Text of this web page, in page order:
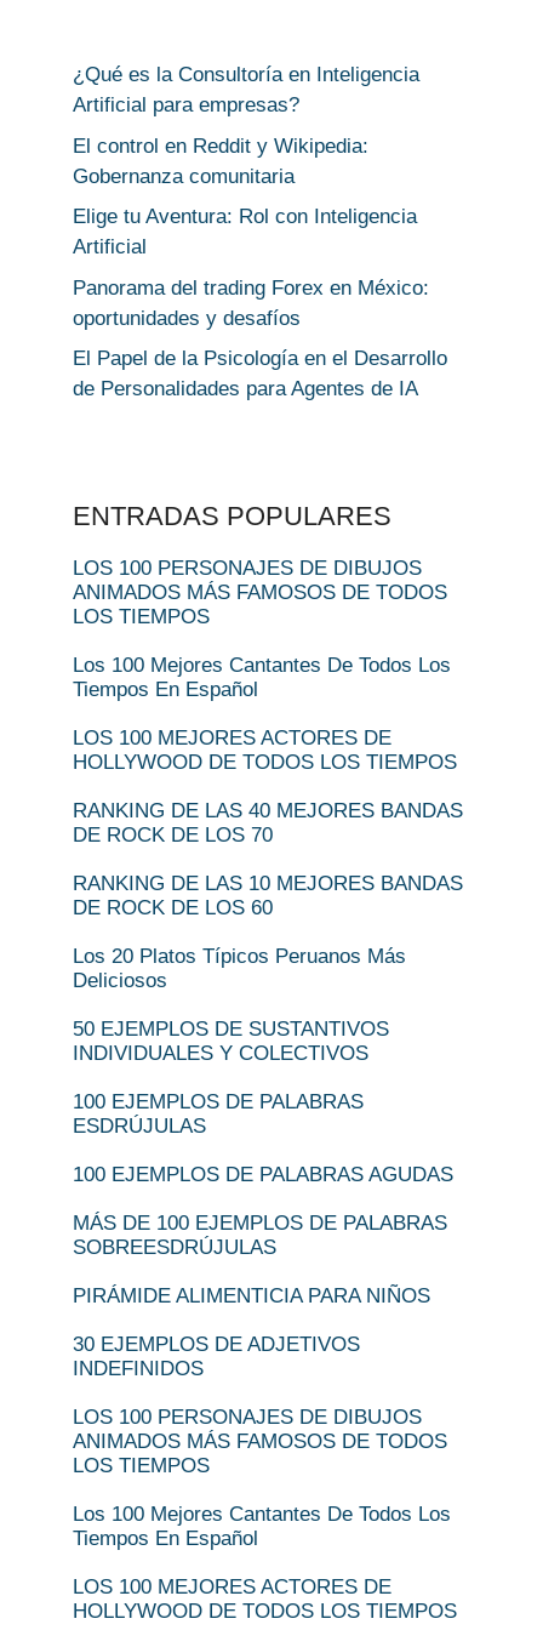
¿Qué es la Consultoría en Inteligencia
Artificial para empresas?
El control en Reddit y Wikipedia:
Gobernanza comunitaria
Elige tu Aventura: Rol con Inteligencia
Artificial
Panorama del trading Forex en México:
oportunidades y desafíos
El Papel de la Psicología en el Desarrollo
de Personalidades para Agentes de IA
ENTRADAS POPULARES
LOS 100 PERSONAJES DE DIBUJOS
ANIMADOS MÁS FAMOSOS DE TODOS
LOS TIEMPOS
Los 100 Mejores Cantantes De Todos Los
Tiempos En Español
LOS 100 MEJORES ACTORES DE
HOLLYWOOD DE TODOS LOS TIEMPOS
RANKING DE LAS 40 MEJORES BANDAS
DE ROCK DE LOS 70
RANKING DE LAS 10 MEJORES BANDAS
DE ROCK DE LOS 60
Los 20 Platos Típicos Peruanos Más
Deliciosos
50 EJEMPLOS DE SUSTANTIVOS
INDIVIDUALES Y COLECTIVOS
100 EJEMPLOS DE PALABRAS
ESDRÚJULAS
100 EJEMPLOS DE PALABRAS AGUDAS
MÁS DE 100 EJEMPLOS DE PALABRAS
SOBREESDRÚJULAS
PIRÁMIDE ALIMENTICIA PARA NIÑOS
30 EJEMPLOS DE ADJETIVOS
INDEFINIDOS
LOS 100 PERSONAJES DE DIBUJOS
ANIMADOS MÁS FAMOSOS DE TODOS
LOS TIEMPOS
Los 100 Mejores Cantantes De Todos Los
Tiempos En Español
LOS 100 MEJORES ACTORES DE
HOLLYWOOD DE TODOS LOS TIEMPOS